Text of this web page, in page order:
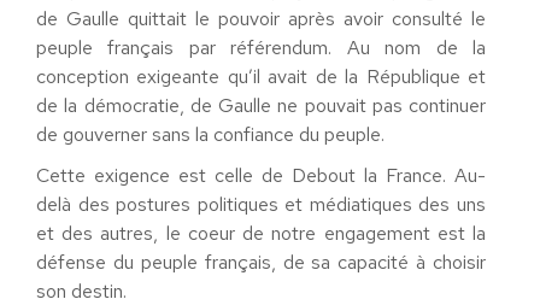
de Gaulle quittait le pouvoir après avoir consulté le
peuple français par référendum. Au nom de la
conception exigeante qu’il avait de la République et
de la démocratie, de Gaulle ne pouvait pas continuer
de gouverner sans la confiance du peuple.
Cette exigence est celle de Debout la France. Au-
delà des postures politiques et médiatiques des uns
et des autres, le coeur de notre engagement est la
défense du peuple français, de sa capacité à choisir
son destin.